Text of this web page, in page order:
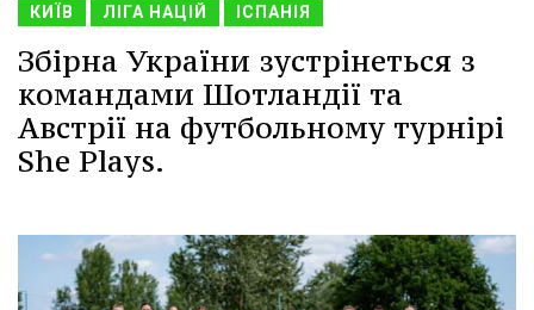
КИЇВ ЛІГА НАЦІЙ ІСПАНІЯ
Збірна України зустрінеться з
командами Шотландії та
Австрії на футбольному турнірі
She Plays.